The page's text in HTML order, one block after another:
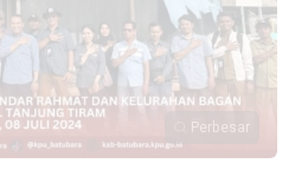
Perbesar